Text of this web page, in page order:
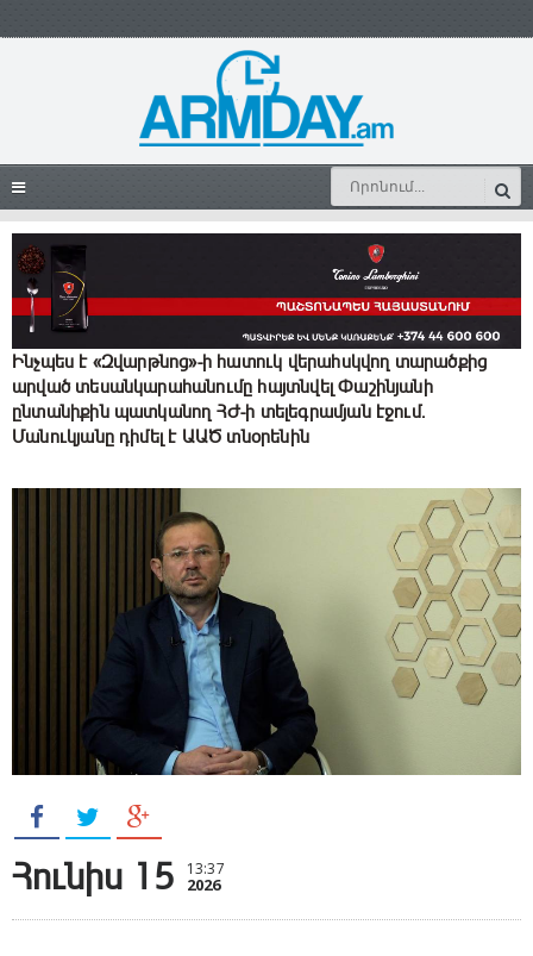
Ինչպես է «Զվարթնոց»-ի հատուկ վերահսկվող տարածքից
արված տեսանկարահանումը հայտնվել Փաշինյանի
ընտանիքին պատկանող ՀԺ-ի տելեգրամյան էջում.
Մանուկյանը դիմել է ԱԱԾ տնօրենին
Հունիս 15 13:37
2026